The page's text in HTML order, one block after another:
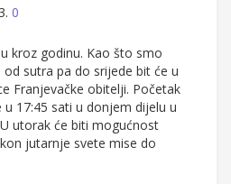
0
kroz godinu. Kao što smo
sutra pa do srijede bit će u
Franjevačke obitelji. Početak
17:45 sati u donjem dijelu u
utorak će biti mogućnost
jutarnje svete mise do